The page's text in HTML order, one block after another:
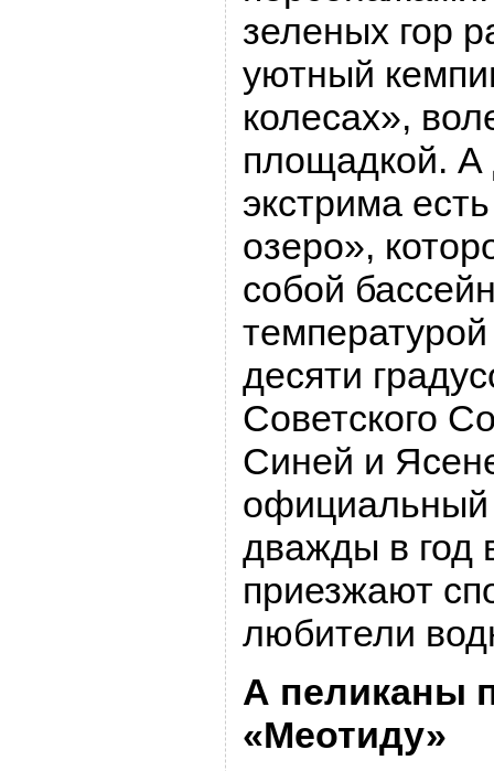
зеленых гор
уютный
колесах»,
площадкой.
экстрима
озеро»,
собой
десяти
Советского
Синей и
дважды в год
приезжают
любители
А пеликаны
«Меотиду»